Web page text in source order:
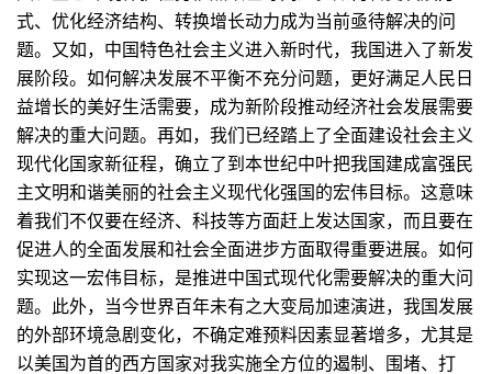
式、优化经济结构、转换增长动力成为当前亟待解决的问
题。又如，中国特色社会主义进入新时代，我国进入了新发
展阶段。如何解决发展不平衡不充分问题，更好满足人民日
益增长的美好生活需要，成为新阶段推动经济社会发展需要
解决的重大问题。再如，我们已经踏上了全面建设社会主义
现代化国家新征程，确立了到本世纪中叶把我国建成富强民
主文明和谐美丽的社会主义现代化强国的宏伟目标。这意味
着我们不仅要在经济、科技等方面赶上发达国家，而且要在
促进人的全面发展和社会全面进步方面取得重要进展。如何
实现这一宏伟目标，是推进中国式现代化需要解决的重大问
题。此外，当今世界百年未有之大变局加速演进，我国发展
的外部环境急剧变化，不确定难预料因素显著增多，尤其是
以美国为首的西方国家对我实施全方位的遏制、围堵、打